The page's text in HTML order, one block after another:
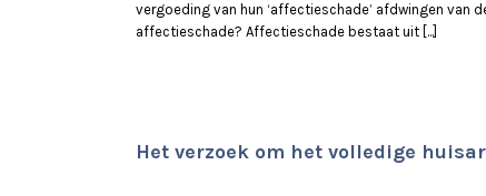
vergoeding van hun ‘affectieschade’ afdwingen van
affectieschade? Affectieschade bestaat uit [...]
Het verzoek om het volledige